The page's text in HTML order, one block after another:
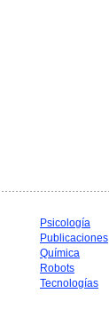
Psicología
Publicaciones
Química
Robots
Tecnologías